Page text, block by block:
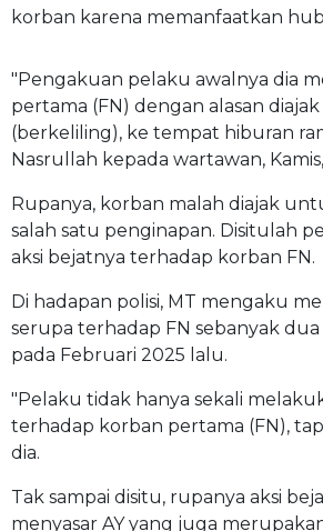
korban karena memanfaatkan
"Pengakuan pelaku awalnya dia
pertama (FN) dengan alasan
(berkeliling), ke tempat hiburan
Nasrullah kepada wartawan, Kamis,
Rupanya, korban malah diajak
salah satu penginapan. Disitulah
aksi bejatnya terhadap korban FN.
Di hadapan polisi, MT mengaku
serupa terhadap FN sebanyak
pada Februari 2025 lalu.
"Pelaku tidak hanya sekali
terhadap korban pertama (FN),
dia.
Tak sampai disitu, rupanya aksi
menyasar AY yang juga